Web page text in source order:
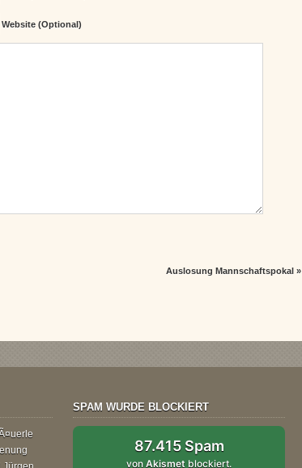
Website (Optional)
Auslosung Mannschaftspokal»
SPAM WURDE BLOCKIERT
87.415 Spam
vonAkismet blockiert.